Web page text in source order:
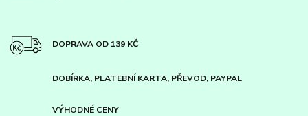
DOPRAVA OD 139 KČ
DOBÍRKA, PLATEBNÍ KARTA, PŘEVOD, PAYPAL
VÝHODNÉ CENY